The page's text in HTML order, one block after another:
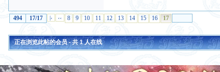
494 17/17 |‹ ‹‹ 8 9 10 11 12 13 14 15 16 17
正在浏览此帖的会员 - 共1人在线